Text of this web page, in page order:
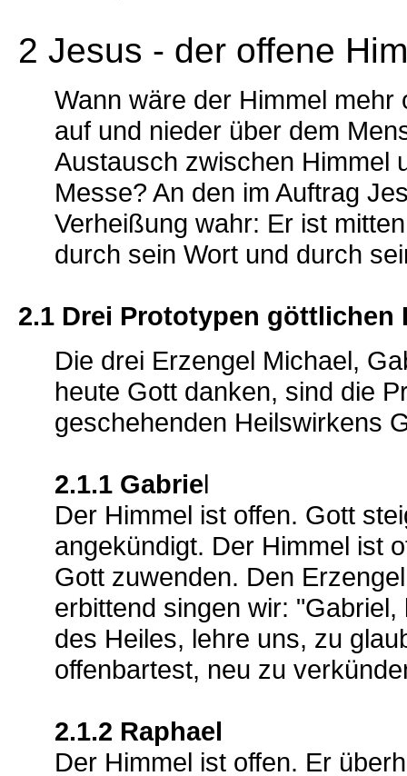
2 Jesus - der offene
Wann wäre der Himmel
auf und nieder über dem
Austausch zwischen Himmel
Messe? An den im Auftrag
Verheißung wahr: Er ist
durch sein Wort und durch
2.1 Drei Prototypen göttlichen
Die drei Erzengel Michael,
heute Gott danken, sind die
geschehenden Heilswirkens
2.1.1 Gabriel
Der Himmel ist offen. Gott
angekündigt. Der Himmel ist
Gott zuwenden. Den
erbittend singen wir:
des Heiles, lehre uns, zu
offenbartest, neu zu
2.1.2 Raphael
Der Himmel ist offen. Er